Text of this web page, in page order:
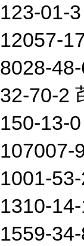
123-01-
12057-
8028-
32-70-2
150-13-
107007-
1001-
1310-
1559-